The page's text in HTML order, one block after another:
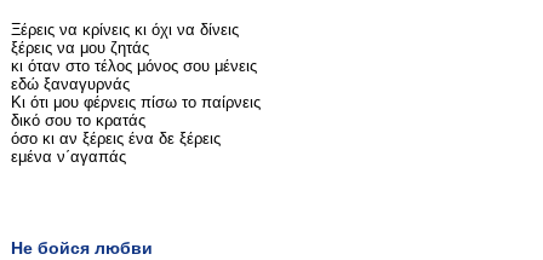
Ξέρεις να κρίνεις κι όχι να δίνεις
ξέρεις να μου ζητάς
κι όταν στο τέλος μόνος σου μένεις
εδώ ξαναγυρνάς
Κι ότι μου φέρνεις πίσω το παίρνεις
δικό σου το κρατάς
όσο κι αν ξέρεις ένα δε ξέρεις
εμένα ν΄αγαπάς
Не бойся любви